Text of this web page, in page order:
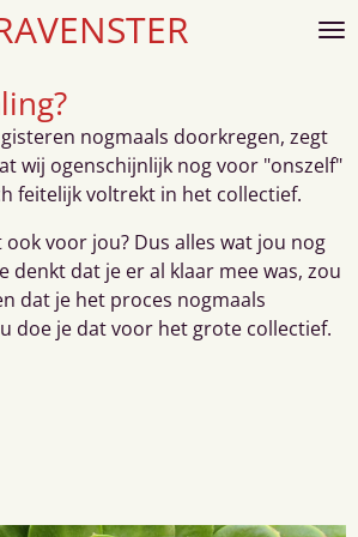
nogmaals doorkregen, zegt
wij ogenschijnlijk nog voor "onszelf"
feitelijk voltrekt in het collectief.
voor jou? Dus alles wat jou nog
denkt dat je er al klaar mee was, zou
dat je het proces nogmaals
doe je dat voor het grote collectief.